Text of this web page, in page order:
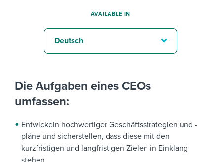
Die Aufgaben eines CEOs
umfassen:
Entwickeln hochwertiger Geschäftsstrategien und -
pläne und sicherstellen, dass diese mit den
kurzfristigen und langfristigen Zielen in Einklang
stehen
AVAILABLE IN
Deutsch